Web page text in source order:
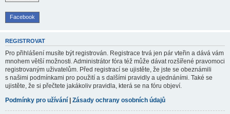
Facebook
REGISTROVAT
Pro přihlášení musíte být registrován. Registrace trvá jen pár vteřin a dává vám
mnohem větší možnosti. Administrátor fóra též může dávat rozšířené pravomoci
registrovaným uživatelům. Před registrací se ujistěte, že jste se obeznámili
s našimi podmínkami pro použití a s dalšími pravidly a ujednáními. Také se
ujistěte, že si přečtete jakákoliv pravidla, která se na fóru objeví.
Podmínky pro užívání | Zásady ochrany osobních údajů